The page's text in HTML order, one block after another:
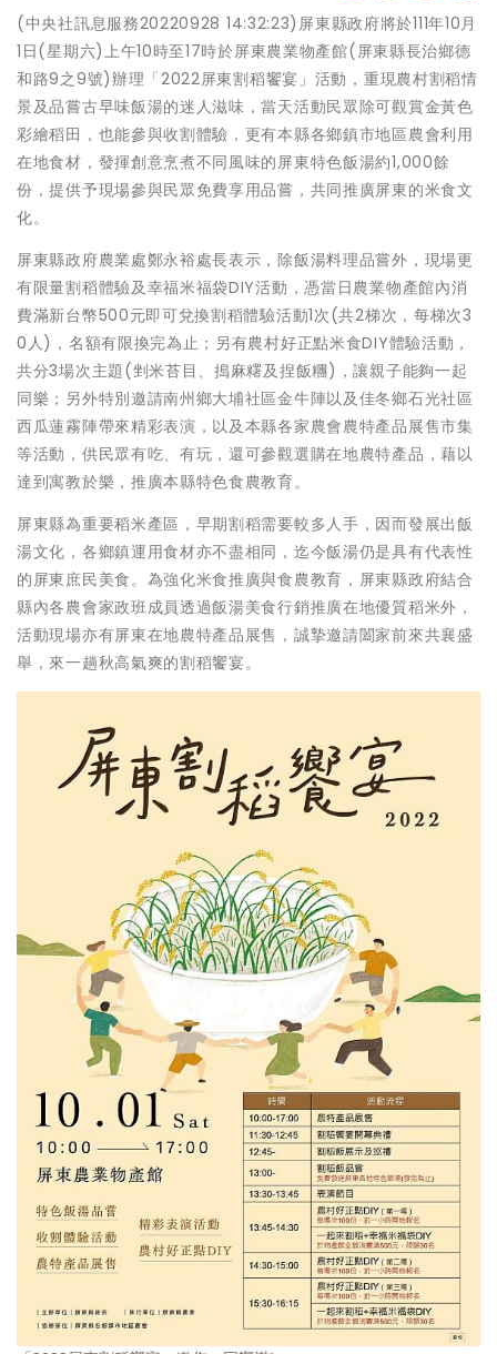
(中央社訊息服務20220928 14:32:23)屏東縣政府將於111年10月
1日(星期六)上午10時至17時於屏東農業物產館(屏東縣長治鄉德
和路9之9號)辦理「2022屏東割稻饗宴」活動，重現農村割稻情
景及品嘗古早味飯湯的迷人滋味，當天活動民眾除可觀賞金黃色
彩繪稻田，也能參與收割體驗，更有本縣各鄉鎮市地區農會利用
在地食材，發揮創意烹煮不同風味的屏東特色飯湯約1,000餘
份，提供予現場參與民眾免費享用品嘗，共同推廣屏東的米食文
化。
屏東縣政府農業處鄭永裕處長表示，除飯湯料理品嘗外，現場更
有限量割稻體驗及幸福米福袋DIY活動，憑當日農業物產館內消
費滿新台幣500元即可兌換割稻體驗活動1次(共2梯次，每梯次3
0人)，名額有限換完為止；另有農村好正點米食DIY體驗活動，
共分3場次主題(剉米苔目、搗麻糬及捏飯糰)，讓親子能夠一起
同樂；另外特別邀請南州鄉大埔社區金牛陣以及佳冬鄉石光社區
西瓜蓮霧陣帶來精彩表演，以及本縣各家農會農特產品展售市集
等活動，供民眾有吃、有玩，還可參觀選購在地農特產品，藉以
達到寓教於樂，推廣本縣特色食農教育。
屏東縣為重要稻米產區，早期割稻需要較多人手，因而發展出飯
湯文化，各鄉鎮運用食材亦不盡相同，迄今飯湯仍是具有代表性
的屏東庶民美食。為強化米食推廣與食農教育，屏東縣政府結合
縣內各農會家政班成員透過飯湯美食行銷推廣在地優質稻米外，
活動現場亦有屏東在地農特產品展售，誠摯邀請闔家前來共襄盛
舉，來一趟秋高氣爽的割稻饗宴。